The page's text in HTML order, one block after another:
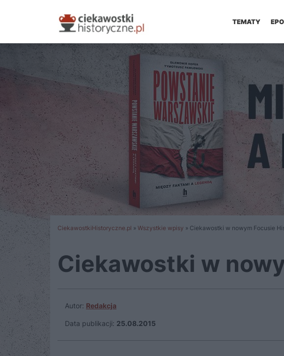
TEMATY
CiekawostkiHistoryczne.pl » Wszystkie wpisy » Ciekawostki w nowym Focusie
Ciekawostki w
Autor: Redakcja
Data publikacji: 25.08.2015